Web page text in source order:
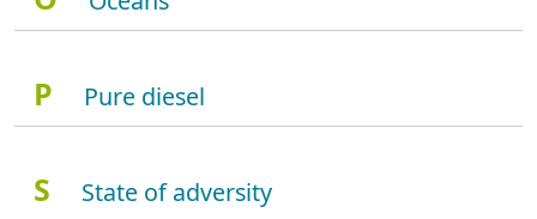
P Pure diesel
S State of adversity